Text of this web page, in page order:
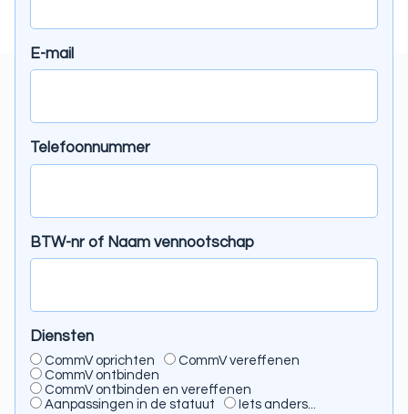
E-mail
Telefoonnummer
BTW-nr of Naam vennootschap
Diensten
CommV oprichten
CommV vereffenen
CommV ontbinden
CommV ontbinden en vereffenen
Aanpassingen in de statuut
Iets anders...